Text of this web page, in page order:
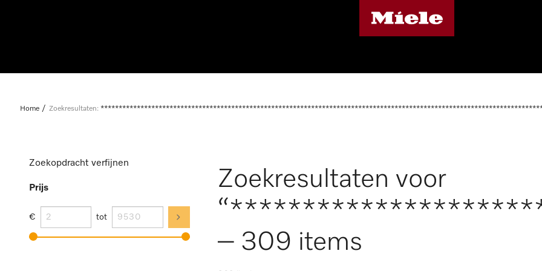
Home Zoekresultaten:
Zoekopdracht verfijnen
Prijs
€ tot
Zoekresultaten voor
– 309 items